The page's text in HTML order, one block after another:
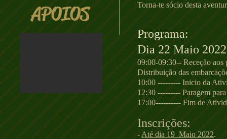
Torna-te sócio desta
Programa :
Dia 22 Maio
09:00-09:30-- Receção
Distribuição das
10:00 --------- Inicio da
12:30 --------- Paragem
17:00---------- Fim de
Inscrições:
- Até dia 19 Maio 2022.
APOIOS